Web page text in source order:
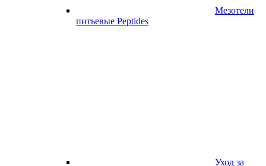
Мезотели
питьевые Peptides
Уход за